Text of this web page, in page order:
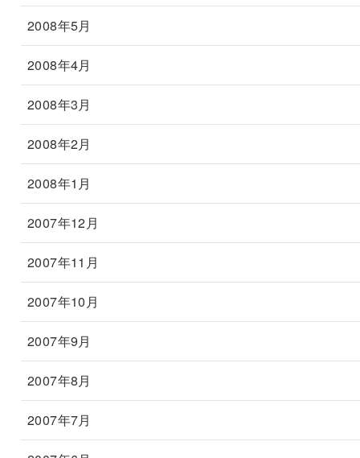
2008年5月
2008年4月
2008年3月
2008年2月
2008年1月
2007年12月
2007年11月
2007年10月
2007年9月
2007年8月
2007年7月